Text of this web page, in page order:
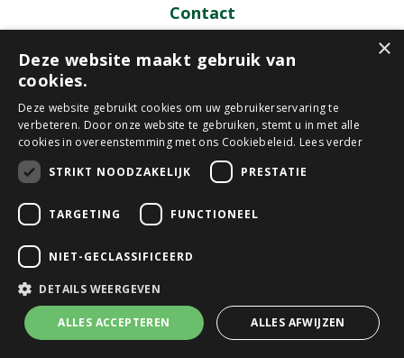
Contact
GroenRijk Den Bosch
Graafseweg 248
073-6147461
den.bosch@groenrijk.nl
Openingstijden
Woensdag
Donderdag
09:30 - 18:00
Vrijdag
09:30 - 20:00
×
Deze website maakt gebruik van
cookies.
Deze website gebruikt cookies om uw gebruikerservaring te
verbeteren. Door onze website te gebruiken, stemt u in met alle
cookies in overeenstemming met ons Cookiebeleid. Lees verder
STRIKT NOODZAKELIJK
PRESTATIE
TARGETING FUNCTIONEEL
NIET-GECLASSIFICEERD
DETAILS WEERGEVEN
ALLES ACCEPTEREN ALLES AFWIJZEN